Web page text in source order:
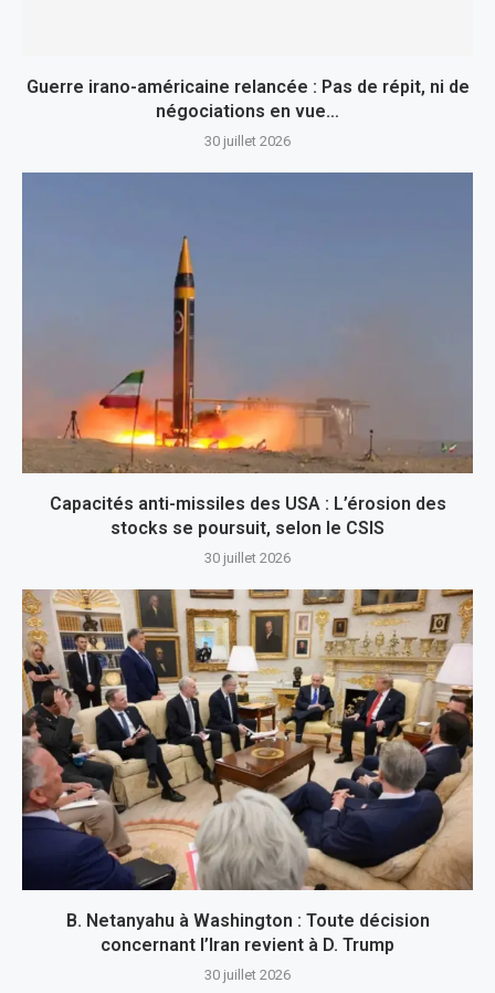
Guerre irano-américaine relancée : Pas de répit, ni de
négociations en vue…
30 juillet 2026
Capacités anti-missiles des USA : L’érosion des
stocks se poursuit, selon le CSIS
30 juillet 2026
B. Netanyahu à Washington : Toute décision
concernant l’Iran revient à D. Trump
30 juillet 2026